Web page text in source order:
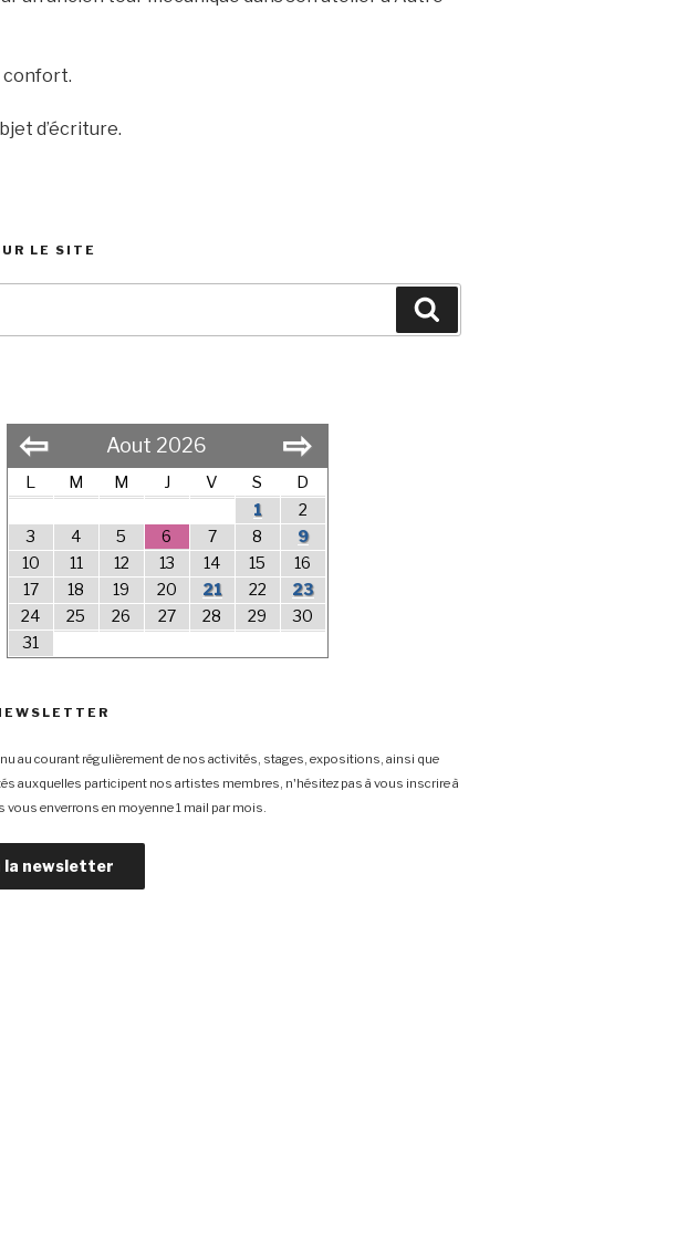
confort.
d’écriture.
LE SITE
⇦ Aout 2026 ⇨
L M M J V S D
1
2
3
4 5 6 7 8
9
10
11 12 13 14 15
16
17
18 19 20 21 22
23
24
25 26 27 28 29
30
31
au courant régulièrement de nos activités, stages, expositions, ainsi que
auxquelles participent nos artistes membres, n'hésitez pas à vous inscrire à
vous enverrons en moyenne 1 mail par mois.